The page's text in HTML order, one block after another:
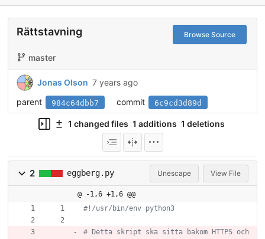
Rättstavning Browse Source
master
Jonas Olson 7 years ago
parent
984c64dbb7 commit 6c9cd3d89d
1 changed files 1 additions 1 deletions
2 eggberg.py Unescape View File
@ -1,6 +1,6 @@
#!/usr/bin/env python3
# Detta skript ska sitta bakom HTTPS och